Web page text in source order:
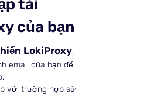
tài
của bạn
LokiProxy,
email của bạn để
với trường hợp sử